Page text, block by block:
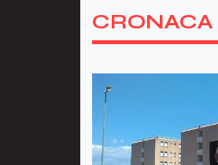
CRONACA